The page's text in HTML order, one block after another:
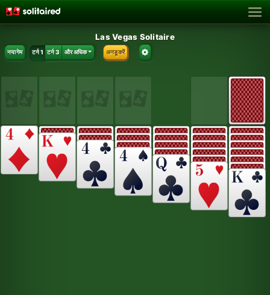
Las Vegas Solitaire
नया गेम टर्न 1 टर्न 3 और अधिक अनडू करें